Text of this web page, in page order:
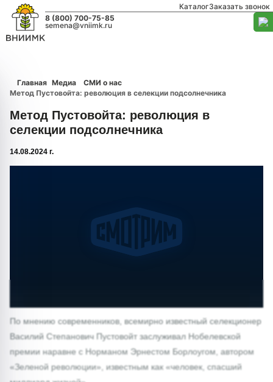
КаталогЗаказать звонок
8 (800) 700-75-85
semena@vniimk.ru
Главная Медиа
СМИ о нас
Метод Пустовойта: революция в селекции подсолнечника
Метод Пустовойта: революция в
селекции подсолнечника
14.08.2024 г.
По мнению современников, всемирно известный селекционер
Василий Степанович Пустовойт заслуживал Нобелевской
премии наравне с Норманом Эрнестом Борлоугом, автором
«Зеленой революции», известным как «человек, спасший